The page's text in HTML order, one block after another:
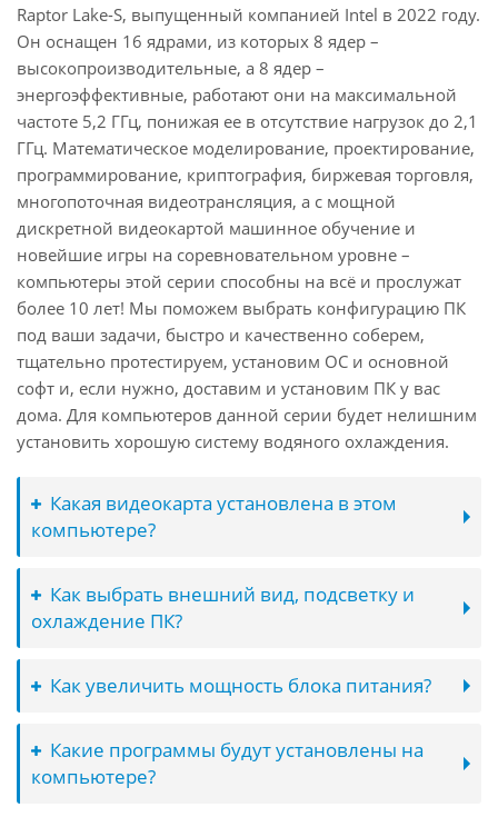
Raptor Lake-S, выпущенный компанией Intel в 2022 году.
Он оснащен 16 ядрами, из которых 8 ядер –
высокопроизводительные, а 8 ядер –
энергоэффективные, работают они на максимальной
частоте 5,2 ГГц, понижая ее в отсутствие нагрузок до 2,1
ГГц. Математическое моделирование, проектирование,
программирование, криптография, биржевая торговля,
многопоточная видеотрансляция, а с мощной
дискретной видеокартой машинное обучение и
новейшие игры на соревновательном уровне –
компьютеры этой серии способны на всё и прослужат
более 10 лет! Мы поможем выбрать конфигурацию ПК
под ваши задачи, быстро и качественно соберем,
тщательно протестируем, установим ОС и основной
софт и, если нужно, доставим и установим ПК у вас
дома. Для компьютеров данной серии будет нелишним
установить хорошую систему водяного охлаждения.
Какая видеокарта установлена в этом
компьютере?
Как выбрать внешний вид, подсветку и
охлаждение ПК?
Как увеличить мощность блока питания?
Какие программы будут установлены на
компьютере?